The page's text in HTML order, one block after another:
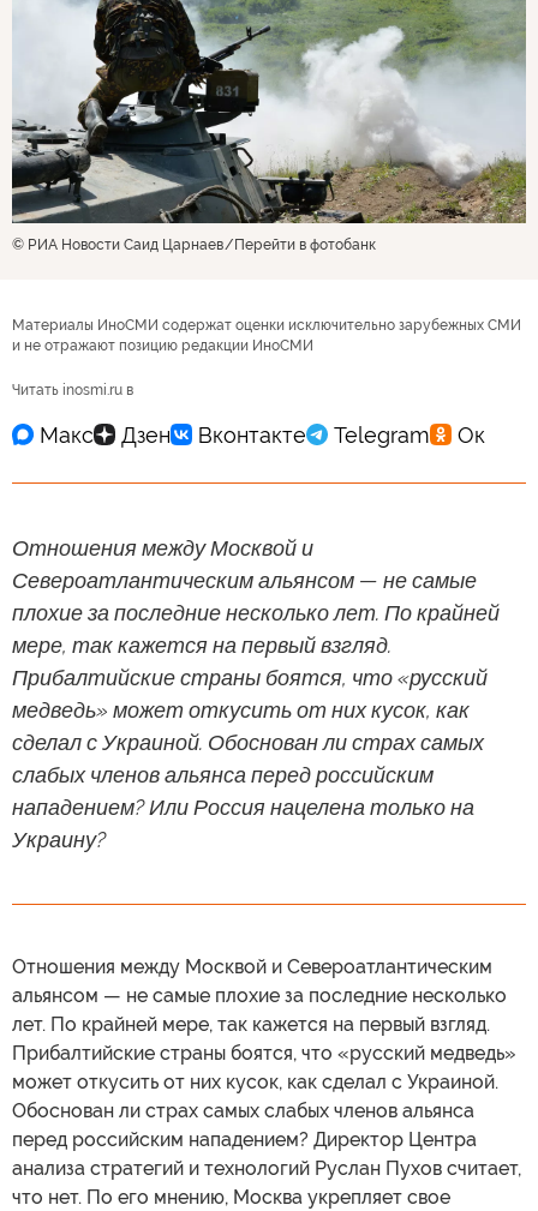
© РИА Новости Саид Царнаев Перейти в фотобанк
Материалы ИноСМИ содержат оценки исключительно зарубежных СМИ
и не отражают позицию редакции ИноСМИ
Читать inosmi.ru в
Отношения между Москвой и
Североатлантическим альянсом — не самые
плохие за последние несколько лет. По крайней
мере, так кажется на первый взгляд.
Прибалтийские страны боятся, что «русский
медведь» может откусить от них кусок, как
сделал с Украиной. Обоснован ли страх самых
слабых членов альянса перед российским
нападением? Или Россия нацелена только на
Украину?
Отношения между Москвой и Североатлантическим
альянсом — не самые плохие за последние несколько
лет. По крайней мере, так кажется на первый взгляд.
Прибалтийские страны боятся, что «русский медведь»
может откусить от них кусок, как сделал с Украиной.
Обоснован ли страх самых слабых членов альянса
перед российским нападением? Директор Центра
анализа стратегий и технологий Руслан Пухов считает,
что нет. По его мнению, Москва укрепляет свое